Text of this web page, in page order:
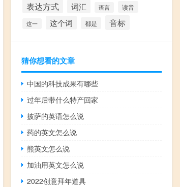
表达方式 词汇 语言 读音
这一 这个词 都是 音标
猜你想看的文章
中国的科技成果有哪些
过年后带什么特产回家
披萨的英语怎么说
药的英文怎么说
熊英文怎么说
加油用英文怎么说
2022创意拜年道具